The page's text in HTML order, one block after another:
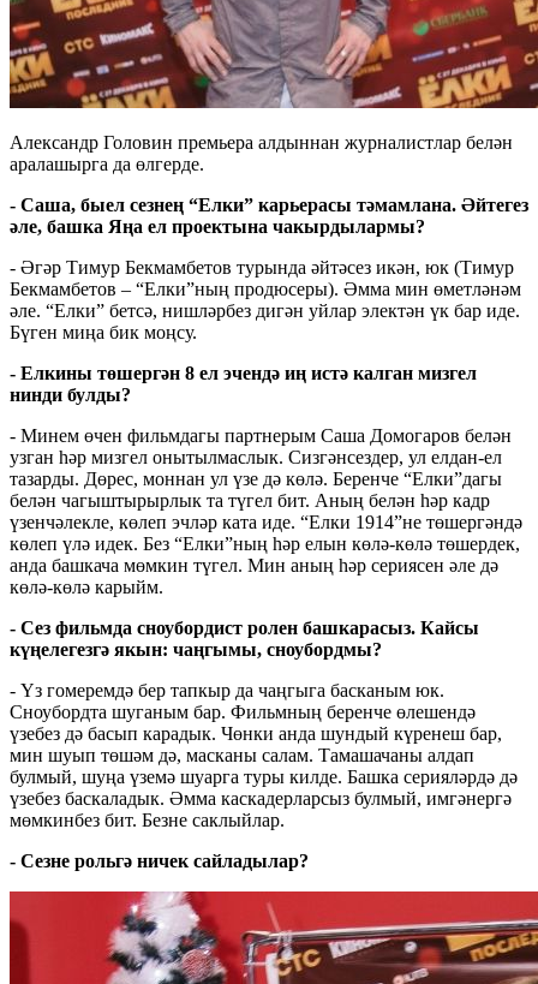
Александр Головин премьера алдыннан журналистлар белән
аралашырга да өлгерде.
- Саша, быел сезнең “Елки” карьерасы тәмамлана. Әйтегез
әле, башка Яңа ел проектына чакырдылармы?
- Әгәр Тимур Бекмамбетов турында әйтәсез икән, юк (Тимур
Бекмамбетов – “Елки”ның продюсеры). Әмма мин өметләнәм
әле. “Елки” бетсә, нишләрбез дигән уйлар электән үк бар иде.
Бүген миңа бик моңсу.
- Елкины төшергән 8 ел эчендә иң истә калган мизгел
нинди булды?
- Минем өчен фильмдагы партнерым Саша Домогаров белән
узган һәр мизгел онытылмаслык. Сизгәнсездер, ул елдан-ел
тазарды. Дөрес, моннан ул үзе дә көлә. Беренче “Елки”дагы
белән чагыштырырлык та түгел бит. Аның белән һәр кадр
үзенчәлекле, көлеп эчләр ката иде. “Елки 1914”не төшергәндә
көлеп үлә идек. Без “Елки”ның һәр елын көлә-көлә төшердек,
анда башкача мөмкин түгел. Мин аның һәр сериясен әле дә
көлә-көлә карыйм.
- Сез фильмда сноубордист ролен башкарасыз. Кайсы
күңелегезгә якын: чаңгымы, сноубордмы?
- Үз гомеремдә бер тапкыр да чаңгыга басканым юк.
Сноубордта шуганым бар. Фильмның беренче өлешендә
үзебез дә басып карадык. Чөнки анда шундый күренеш бар,
мин шуып төшәм дә, масканы салам. Тамашачаны алдап
булмый, шуңа үземә шуарга туры килде. Башка серияләрдә дә
үзебез баскаладык. Әмма каскадерларсыз булмый, имгәнергә
мөмкинбез бит. Безне саклыйлар.
- Сезне рольгә ничек сайладылар?